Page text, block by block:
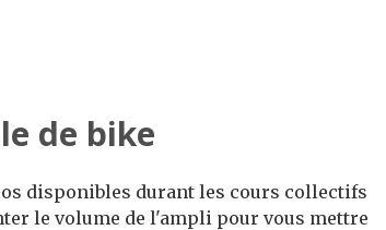
de bike
disponibles durant les cours collectifs
le volume de l'ampli pour vous mettre